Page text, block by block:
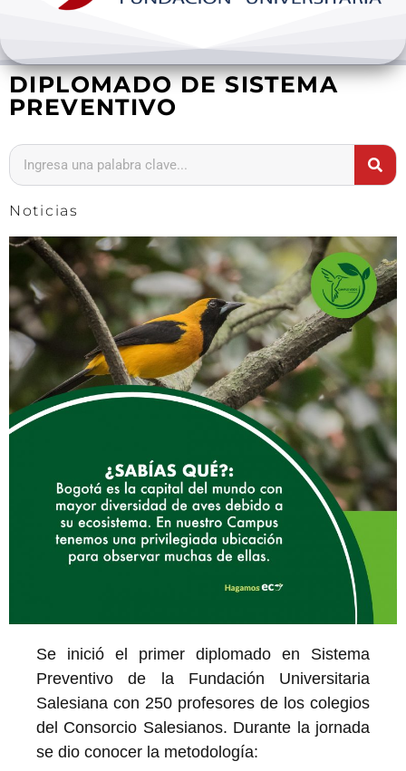
Internacionalización
Extension y desarrollo
DIPLOMADO DE SISTEMA
PREVENTIVO
Noticias
Se inició el primer diplomado en Sistema
Preventivo de la Fundación Universitaria
Salesiana con 250 profesores de los colegios
del Consorcio Salesianos. Durante la jornada
se dio conocer la metodología: